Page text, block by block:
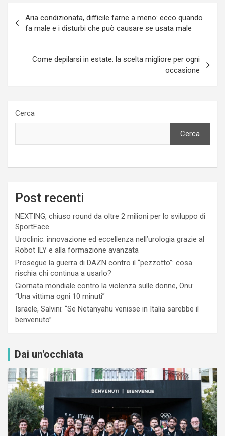
articoli
Aria condizionata, difficile farne a meno: ecco quando
fa male e i disturbi che può causare se usata male
Come depilarsi in estate: la scelta migliore per ogni
occasione
Cerca
Cerca
Post recenti
NEXTING, chiuso round da oltre 2 milioni per lo sviluppo di
SportFace
Uroclinic: innovazione ed eccellenza nell’urologia grazie al
Robot ILY e alla formazione avanzata
Prosegue la guerra di DAZN contro il “pezzotto”: cosa
rischia chi continua a usarlo?
Giornata mondiale contro la violenza sulle donne, Onu:
“Una vittima ogni 10 minuti”
Israele, Salvini: “Se Netanyahu venisse in Italia sarebbe il
benvenuto”
Dai un'occhiata